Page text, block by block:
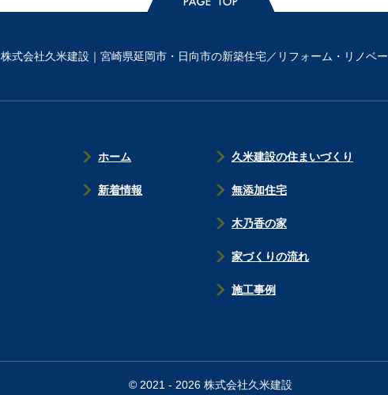
株式会社久米建設｜宮崎県延岡市・日向市の新築住宅／リフォーム・リノベ
ホーム
新着情報
久米建設の住まいづくり
無添加住宅
木乃香の家
家づくりの流れ
施工事例
© 2021 - 2026 株式会社久米建設